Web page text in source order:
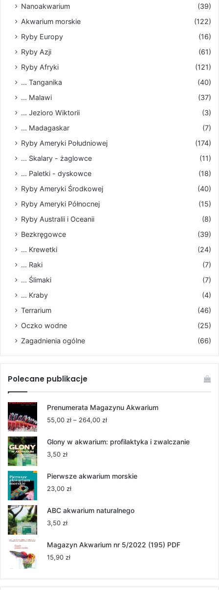
Nanoakwarium
(39)
Akwarium morskie
(122)
Ryby Europy
(16)
Ryby Azji
(61)
Ryby Afryki
(121)
... Tanganika
(40)
... Malawi
(37)
... Jezioro Wiktorii
(3)
... Madagaskar
(7)
Ryby Ameryki Południowej
(174)
... Skalary - żaglowce
(11)
... Paletki - dyskowce
(18)
Ryby Ameryki Środkowej
(40)
Ryby Ameryki Północnej
(15)
Ryby Australii i Oceanii
(8)
Bezkręgowce
(39)
... Krewetki
(24)
... Raki
(7)
... Ślimaki
(7)
... Kraby
(4)
Terrarium
(46)
Oczko wodne
(25)
Zagadnienia ogólne
(66)
Polecane publikacje
Prenumerata Magazynu Akwarium
55,00 zł – 264,00 złZakres
od
Glony w akwarium: profilaktyka i zwalczanie
3,50 zł
Pierwsze akwarium morskie
23,00 zł
ABC akwarium naturalnego
3,50 zł
Magazyn Akwarium nr 5/2022 (195) PDF
15,90 zł